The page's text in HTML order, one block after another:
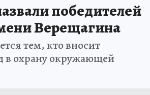
победителей
Верещагина
тем, кто вносит
в охрану окружающей